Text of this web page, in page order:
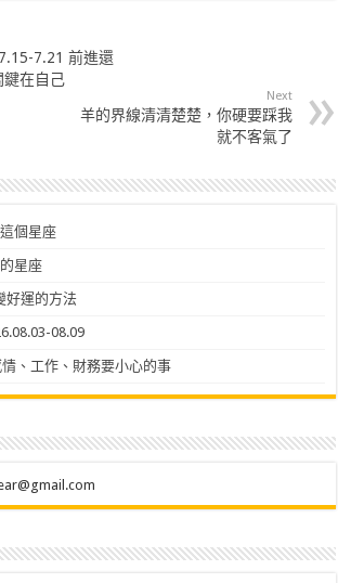
7.21 前進還
鍵在自己
Next
羊的界線清清楚楚，你硬要踩我
就不客氣了
個星座
星座
好運的方法
08.09
、工作、財務要小心的事